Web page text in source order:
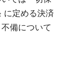
に定める決済
備について